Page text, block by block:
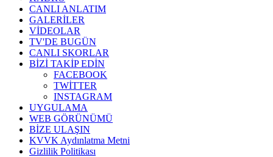
CANLI ANLATIM
GALERİLER
VİDEOLAR
TV'DE BUGÜN
CANLI SKORLAR
BİZİ TAKİP EDİN
FACEBOOK
TWİTTER
INSTAGRAM
UYGULAMA
WEB GÖRÜNÜMÜ
BİZE ULAŞIN
KVVK Aydınlatma Metni
Gizlilik Politikası